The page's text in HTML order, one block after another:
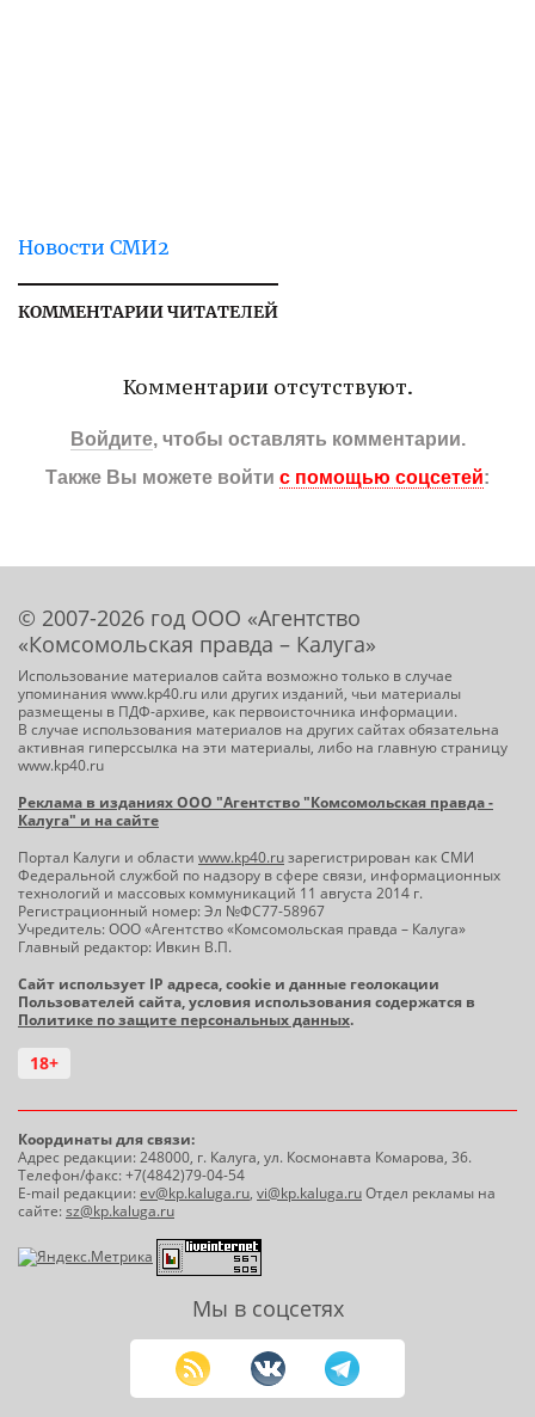
Новости СМИ2
КОММЕНТАРИИ ЧИТАТЕЛЕЙ
Комментарии отсутствуют.
Войдите, чтобы оставлять комментарии.
Также Вы можете войти с помощью соцсетей:
© 2007-2026 год ООО «Агентство
«Комсомольская правда – Калуга»
Использование материалов сайта возможно только в случае
упоминания www.kp40.ru или других изданий, чьи материалы
размещены в ПДФ-архиве, как первоисточника информации.
В случае использования материалов на других сайтах обязательна
активная гиперссылка на эти материалы, либо на главную страницу
www.kp40.ru
Реклама в изданиях ООО "Агентство "Комсомольская правда -
Калуга" и на сайте
Портал Калуги и области www.kp40.ruзарегистрирован как СМИ
Федеральной службой по надзору в сфере связи, информационных
технологий и массовых коммуникаций 11 августа 2014 г.
Регистрационный номер: Эл №ФС77-58967
Учредитель: ООО «Агентство «Комсомольская правда – Калуга»
Главный редактор: Ивкин В.П.
Сайт использует IP адреса, cookie и данные геолокации
Пользователей сайта, условия использования содержатся в
Политике по защите персональных данных.
18+
Координаты для связи:
Адрес редакции: 248000, г. Калуга, ул. Космонавта Комарова, 36.
Телефон/факс: +7(4842)79-04-54
E-mail редакции:ev@kp.kaluga.ru, vi@kp.kaluga.ruОтдел рекламы на
сайте:sz@kp.kaluga.ru
Мы в соцсетях